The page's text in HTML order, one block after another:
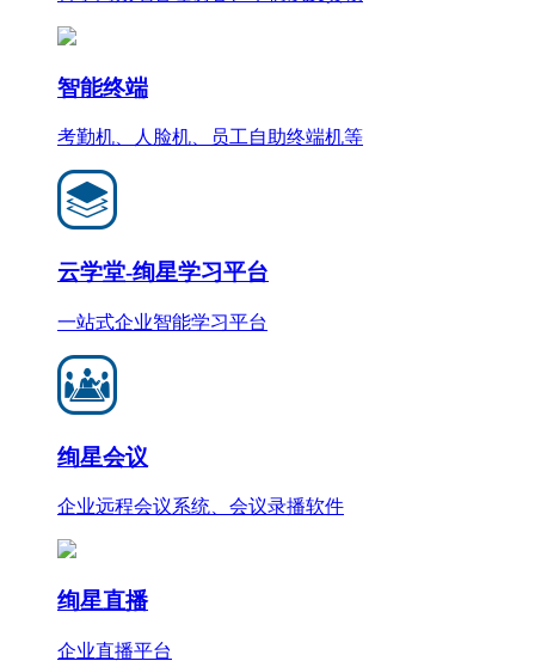
智能终端
考勤机、人脸机、员工自助终端机等
云学堂-绚星学习平台
一站式企业智能学习平台
绚星会议
企业远程会议系统、会议录播软件
绚星直播
企业直播平台